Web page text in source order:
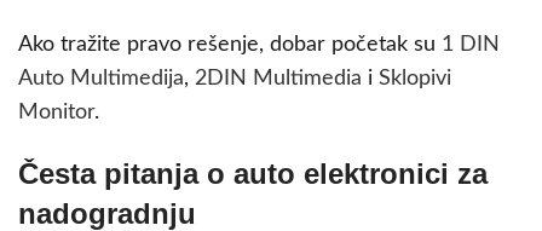
Ako tražite pravo rešenje, dobar početak su 1 DIN
Auto Multimedija, 2DIN Multimedia i Sklopivi
Monitor.
Česta pitanja o auto elektronici za
nadogradnju